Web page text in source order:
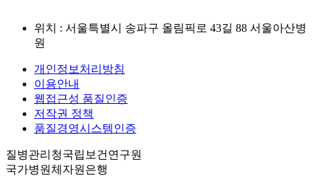
위치 : 서울특별시 송파구 올림픽로 43길 88 서울아산병
원
개인정보처리방침
이용안내
웹접근성 품질인증
저작권 정책
품질경영시스템인증
질병관리청국립보건연구원
국가병원체자원은행